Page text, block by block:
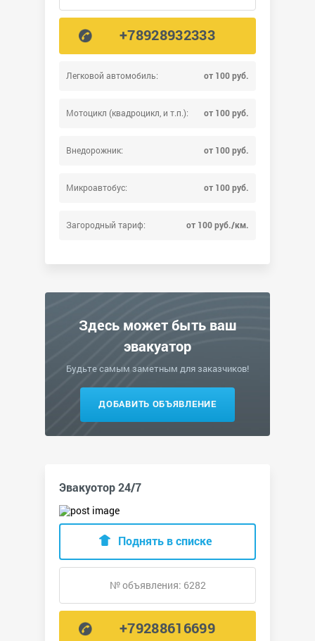
Легковой автомобиль: от 100 руб.
Мотоцикл (квадроцикл, и т.п.): от 100 руб.
Внедорожник: от 100 руб.
Микроавтобус: от 100 руб.
Загородный тариф: от 100 руб./км.
+78928932333
Здесь может быть ваш
эвакуатор
Будьте самым заметным для заказчиков!
ДОБАВИТЬ ОБЪЯВЛЕНИЕ
Эвакуотор 24/7
Поднять в списке
№ объявления: 6282
+79288616699